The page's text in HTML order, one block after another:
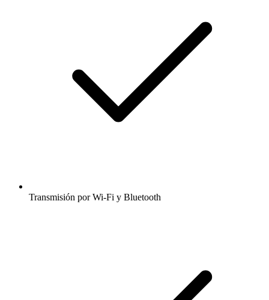
Transmisión por Wi-Fi y Bluetooth